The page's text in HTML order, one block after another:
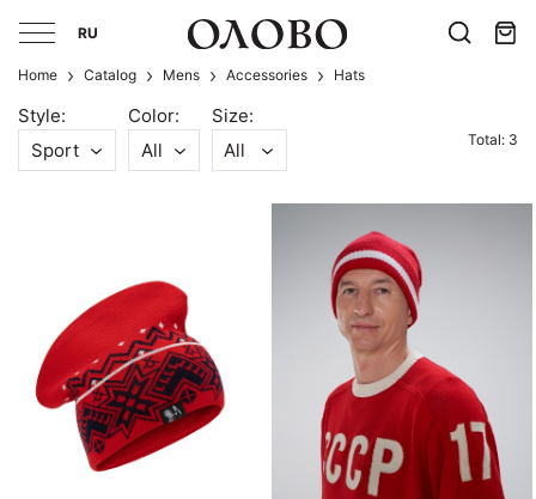
RU
Home Catalog Mens Accessories Hats
Style:
Sport
Color:
All
Size:
All
Total: 3